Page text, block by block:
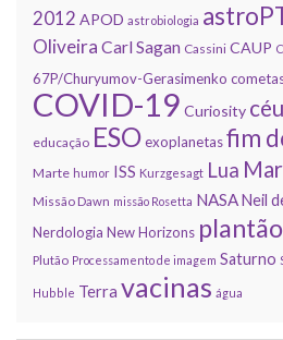
2012 APOD astrobiologia
Oliveira Carl Sagan Cassini CAUP
67P/Churyumov-Gerasimenko
COVID-19 Curiosity
educação ESOexoplanetasfim
Marte humor ISS Kurzgesagt Lua
Missão Dawn missão Rosetta NASANeil
Nerdologia New Horizons
Plutão Processamento de imagem Saturno
Hubble Terra vacinas água